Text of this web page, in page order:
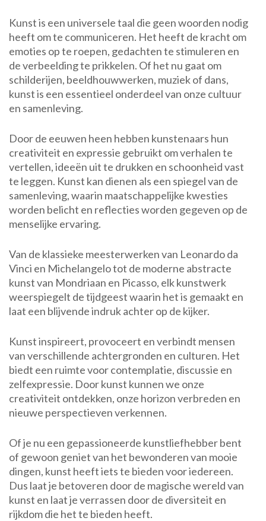
Kunst is een universele taal die geen woorden nodig
heeft om te communiceren. Het heeft de kracht om
emoties op te roepen, gedachten te stimuleren en
de verbeelding te prikkelen. Of het nu gaat om
schilderijen, beeldhouwwerken, muziek of dans,
kunst is een essentieel onderdeel van onze cultuur
en samenleving.
Door de eeuwen heen hebben kunstenaars hun
creativiteit en expressie gebruikt om verhalen te
vertellen, ideeën uit te drukken en schoonheid vast
te leggen. Kunst kan dienen als een spiegel van de
samenleving, waarin maatschappelijke kwesties
worden belicht en reflecties worden gegeven op de
menselijke ervaring.
Van de klassieke meesterwerken van Leonardo da
Vinci en Michelangelo tot de moderne abstracte
kunst van Mondriaan en Picasso, elk kunstwerk
weerspiegelt de tijdgeest waarin het is gemaakt en
laat een blijvende indruk achter op de kijker.
Kunst inspireert, provoceert en verbindt mensen
van verschillende achtergronden en culturen. Het
biedt een ruimte voor contemplatie, discussie en
zelfexpressie. Door kunst kunnen we onze
creativiteit ontdekken, onze horizon verbreden en
nieuwe perspectieven verkennen.
Of je nu een gepassioneerde kunstliefhebber bent
of gewoon geniet van het bewonderen van mooie
dingen, kunst heeft iets te bieden voor iedereen.
Dus laat je betoveren door de magische wereld van
kunst en laat je verrassen door de diversiteit en
rijkdom die het te bieden heeft.